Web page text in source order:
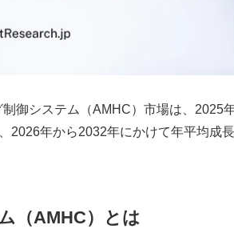
御システム（AMHC）市場は、2025
2026年から2032年にかけて年平均成
（AMHC）とは